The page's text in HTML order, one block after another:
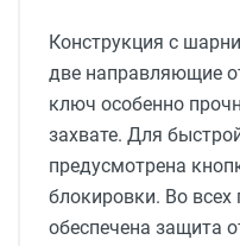
Конструкция с
две направляющие
ключ особенно
захвате. Для
предусмотрена
блокировки. Во
обеспечена защита